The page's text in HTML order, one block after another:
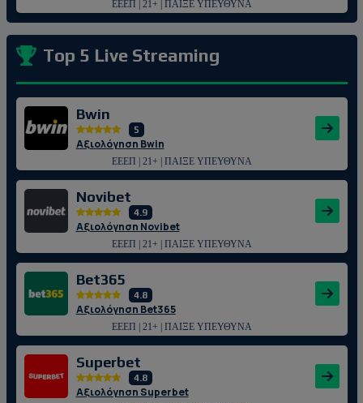
ΕΕΕΠ | 21+ | ΠΑΙΞΕ ΥΠΕΥΘΥΝΑ
Top 5 Live Streaming
Bwin
5
Αξιολόγηση Bwin
ΕΕΕΠ | 21+ | ΠΑΙΞΕ ΥΠΕΥΘΥΝΑ
Novibet
4.9
Αξιολόγηση Novibet
ΕΕΕΠ | 21+ | ΠΑΙΞΕ ΥΠΕΥΘΥΝΑ
Bet365
4.8
Αξιολόγηση Bet365
ΕΕΕΠ | 21+ | ΠΑΙΞΕ ΥΠΕΥΘΥΝΑ
Superbet
4.8
Αξιολόγηση Superbet